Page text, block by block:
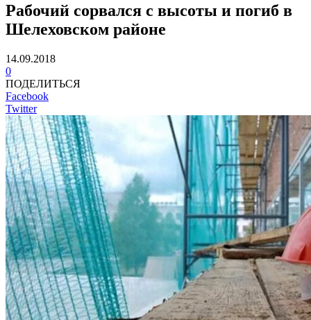
Рабочий сорвался с высоты и погиб в
Шелеховском районе
14.09.2018
0
ПОДЕЛИТЬСЯ
Facebook
Twitter